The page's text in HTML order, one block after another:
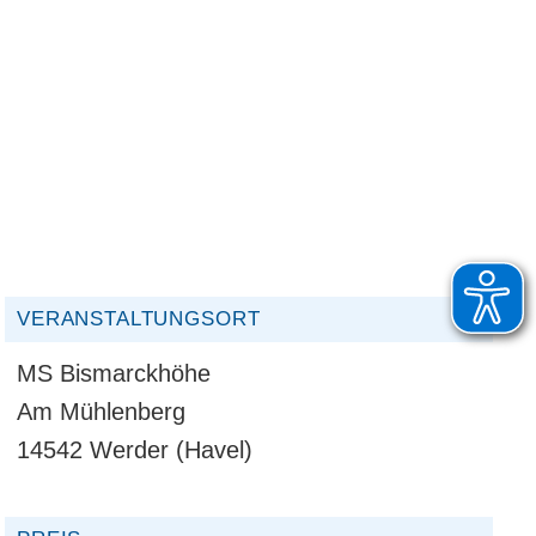
VERANSTALTUNGSORT
MS Bismarckhöhe
Am Mühlenberg
14542 Werder (Havel)